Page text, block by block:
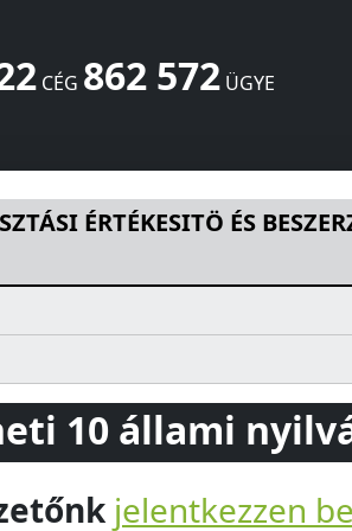
CÉG 862 572ÜGYE
BESZERZÖ SZÖVETKEZETKossuth u
ÉRTÉKESITÖ ÉS
10 állami
jelentkezzen be